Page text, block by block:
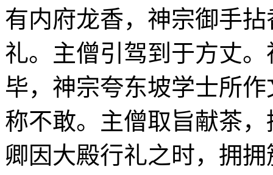
有内府龙香，神宗御手
礼。主僧引驾到于方丈
毕，神宗夸东坡学士所
称不敢。主僧取旨献茶
卿因大殿行礼之时，拥